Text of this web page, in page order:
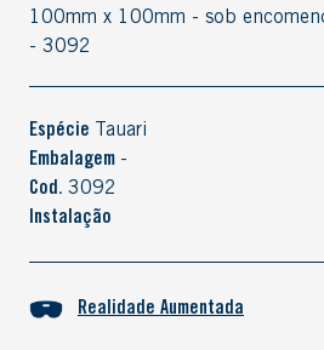
100mm x 100mm - sob
- 3092
Espécie
Tauari
Embalagem -
Cod. 3092
Instalação
Realidade Aumentada